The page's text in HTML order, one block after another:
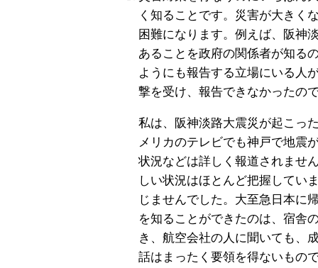
く知ることです。災害が大きく
困難になります。例えば、阪神
あることを政府の関係者が知る
ようにも報告する立場にいる人
撃を受け、報告できなかったの
私は、阪神淡路大震災が起こっ
メリカのテレビでも神戸で地震
状況などは詳しく報道されませ
しい状況はほとんど把握してい
じませんでした。大至急日本に
を知ることができたのは、宿舎
き、航空会社の人に聞いても、
話はまったく要領を得ないもの